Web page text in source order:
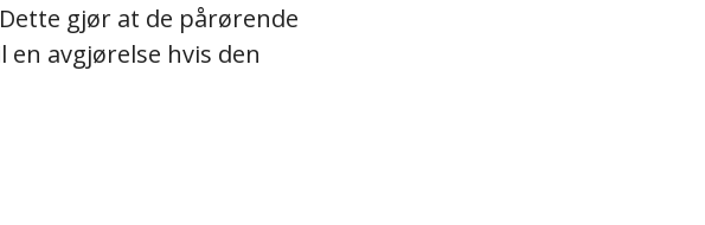
gjør at de pårørende
avgjørelse hvis den